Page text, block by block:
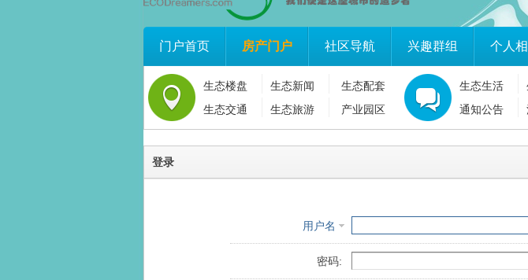
门户首页 房产门户 社区导航 兴趣群组 个人
生态楼盘 生态新闻
生态配套
生态交通
生态旅游 产业园区
生态生活
通知公告
登录
用户名
密码: